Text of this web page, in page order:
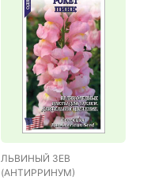
ЛЬВИНЫЙ ЗЕВ
(АНТИРРИНУМ)